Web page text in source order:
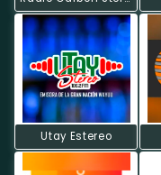
Utay Estereo